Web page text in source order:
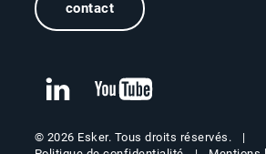
contact
© 2026 Esker. Tous droits réservés.